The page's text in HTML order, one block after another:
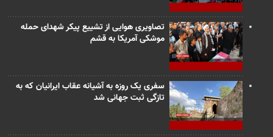
تصاویری هوایی از تشییع پیکر شهدای حمله
موشکی آمریکا به قشم
سفری یک روزه به آشیانه عقاب ایرانیان که به
تازگی ثبت جهانی شد